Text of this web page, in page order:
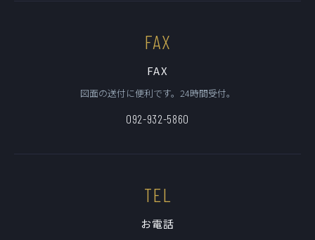
FAX
FAX
図面の送付に便利です。24時間受付。
092-932-5860
TEL
お電話